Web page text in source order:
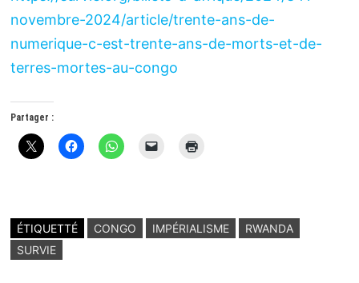
novembre-2024/article/trente-ans-de-
numerique-c-est-trente-ans-de-morts-et-de-
terres-mortes-au-congo
Partager :
ÉTIQUETTÉ CONGO IMPÉRIALISME
RWANDA
SURVIE